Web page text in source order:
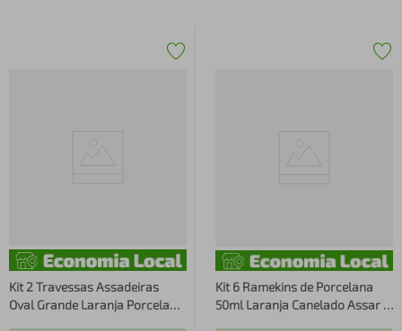
Kit 2 Travessas Assadeiras
Oval Grande Laranja Porcelana
Kit 6 Ramekins de Porcelana
50ml Laranja Canelado Assar e